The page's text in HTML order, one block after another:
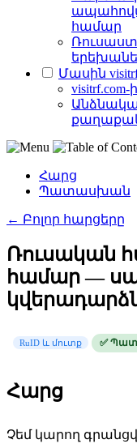
համար
Մասին
Հարց
Պատասխան
← Բոլոր հարցերը
Ռուսական
համար —
RuID և մուտք ✅
Հարց
Չեմ կարող